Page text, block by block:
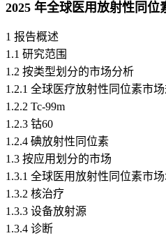
2025 年全球医用放射性同
1 报告概述
1.1 研究范围
1.2 按类型划分的市场分析
1.2.1 全球医疗放射性同位素市
1.2.2 Tc-99m
1.2.3 钴60
1.2.4 碘放射性同位素
1.3 按应用划分的市场
1.3.1 全球医用放射性同位素市
1.3.2 核治疗
1.3.3 设备放射源
1.3.4 诊断